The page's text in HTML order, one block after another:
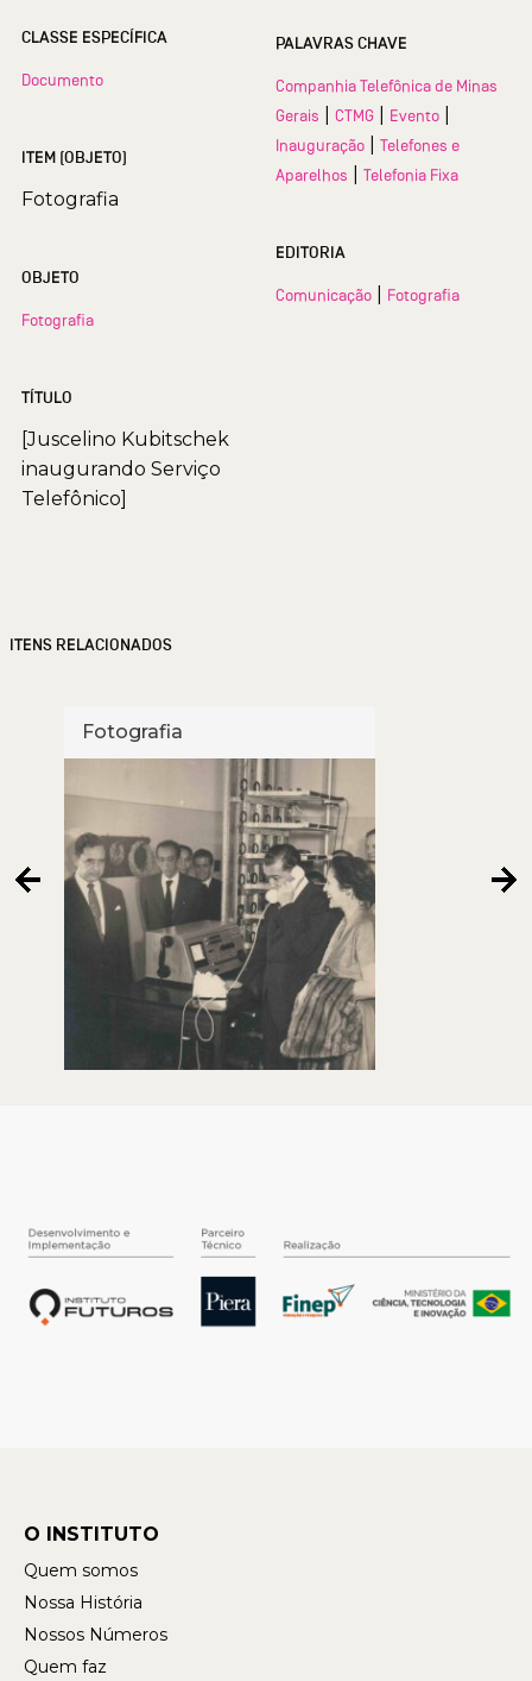
CLASSE ESPECÍFICA
Documento
ITEM (OBJETO)
Fotografia
OBJETO
Fotografia
TÍTULO
[Juscelino Kubitschek
inaugurando Serviço
Telefônico]
PALAVRAS CHAVE
Companhia Telefônica de Minas
Gerais
CTMG Evento
Inauguração
Telefones e
Aparelhos
Telefonia Fixa
EDITORIA
Comunicação Fotografia
ITENS RELACIONADOS
Fotografia
O INSTITUTO
Quem somos
Nossa História
Nossos Números
Quem faz